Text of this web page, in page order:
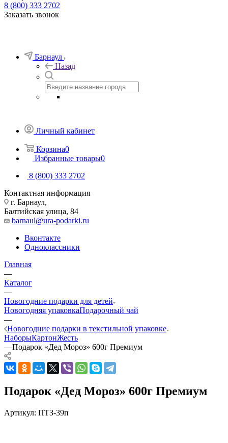
8 (800) 333 2702
Заказать звонок
Барнаул
Назад
Личный кабинет
Корзина0
Избранные товары0
8 (800) 333 2702
Контактная информация
г. Барнаул,
Балтийская улица, 84
barnaul@ura-podarki.ru
Вконтакте
Одноклассники
Главная
—
Каталог
—
Новогодние подарки для детей
Новогодняя упаковкаПодарочный чай
—
Новогодние подарки в текстильной упаковке
НаборыКартонЖесть
—Подарок «Дед Мороз» 600г Премиум
Подарок «Дед Мороз» 600г Премиум
Артикул: ПТЗ-39п